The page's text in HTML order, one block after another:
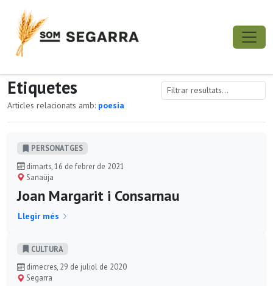
Etiquetes
Articles relacionats amb: poesia
PERSONATGES
dimarts, 16 de febrer de 2021
Sanaüja
Joan Margarit i Consarnau
Llegir més
CULTURA
dimecres, 29 de juliol de 2020
Segarra